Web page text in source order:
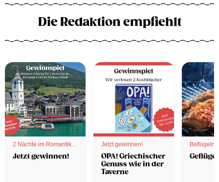
Die Redaktion empfiehlt
2 Nächte im Romantik
Hotel
Jetzt gewinnen!
Jetzt gewinnen!
OPA! Griechischer
Genuss wie in der
Taverne